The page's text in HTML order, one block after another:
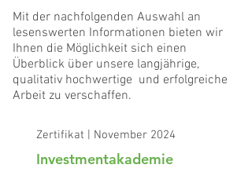
Mit der nachfolgenden Auswahl an
lesenswerten Informationen bieten wir
Ihnen die Möglichkeit sich einen
Überblick über unsere langjährige,
qualitativ hochwertige und erfolgreiche
Arbeit zu verschaffen.
Zertifikat | November 2024
Investmentakademie